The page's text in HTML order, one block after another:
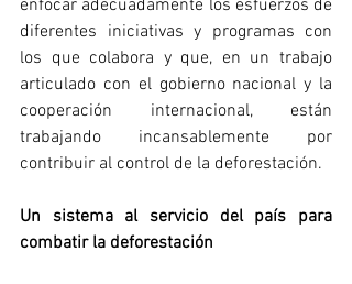
enfocar adecuadamente los esfuerzos de
diferentes iniciativas y programas con
los que colabora y que, en un trabajo
articulado con el gobierno nacional y la
cooperación internacional, están
trabajando incansablemente por
contribuir al control de la deforestación.
Un sistema al servicio del país para
combatir la deforestación